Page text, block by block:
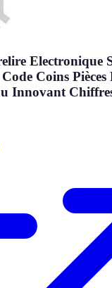
Electronique
Coins Pièces
Innovant